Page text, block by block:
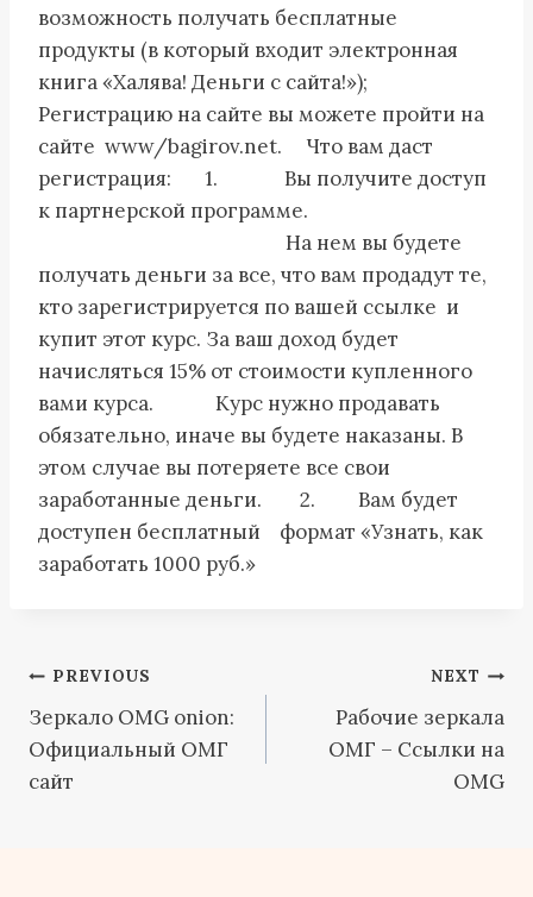
возможность получать бесплатные
продукты (в который входит электронная
книга «Халява! Деньги с сайта!»);
Регистрацию на сайте вы можете пройти на
сайте www/bagirov.net. Что вам даст
регистрация: 1. Вы получите доступ
к партнерской программе.
На нем вы будете
получать деньги за все, что вам продадут те,
кто зарегистрируется по вашей ссылке и
купит этот курс. За ваш доход будет
начисляться 15% от стоимости купленного
вами курса. Курс нужно продавать
обязательно, иначе вы будете наказаны. В
этом случае вы потеряете все свои
заработанные деньги. 2. Вам будет
доступен бесплатный формат «Узнать, как
заработать 1000 руб.»
Post
navigation
PREVIOUS
Зеркало OMG onion:
Официальный ОМГ
сайт
NEXT
Рабочие зеркала
ОМГ – Ссылки на
OMG